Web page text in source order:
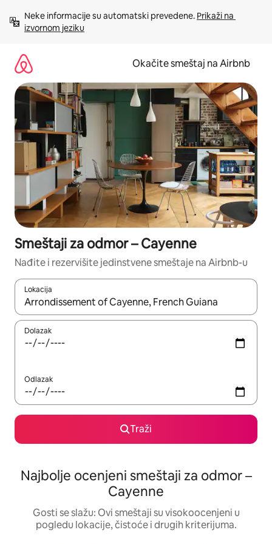
sadržaj
Neke informacije su automatski prevedene. Prikaži na
izvornom jeziku
Okačite smeštaj na Airbnb
Smeštaji za odmor – Cayenne
Nađite i rezervišite jedinstvene smeštaje na Airbnb-u
Lokacija
Kad su rezultati dostupni, možete da se krećete kroz njih
Dolazak
Odlazak
Traži
Najbolje ocenjeni smeštaji za odmor –
Cayenne
Gosti se slažu: Ovi smeštaji su visokoocenjeni u
pogledu lokacije, čistoće i drugih kriterijuma.